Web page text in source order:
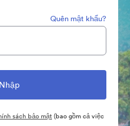
Quên mật khẩu?
sách bảo mật(bao gồm cả việc